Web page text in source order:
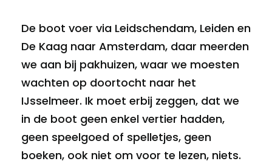
De boot voer via Leidschendam, Leiden en
De Kaag naar Amsterdam, daar meerden
we aan bij pakhuizen, waar we moesten
wachten op doortocht naar het
IJsselmeer. Ik moet erbij zeggen, dat we
in de boot geen enkel vertier hadden,
geen speelgoed of spelletjes, geen
boeken, ook niet om voor te lezen, niets.